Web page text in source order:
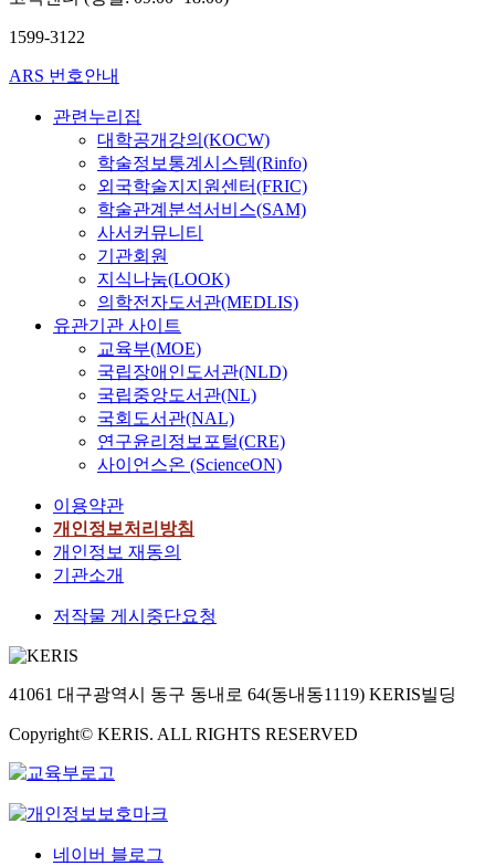
1599-3122
ARS 번호안내
관련누리집
대학공개강의(KOCW)
학술정보통계시스템(Rinfo)
외국학술지지원센터(FRIC)
학술관계분석서비스(SAM)
사서커뮤니티
기관회원
지식나눔(LOOK)
의학전자도서관(MEDLIS)
유관기관 사이트
교육부(MOE)
국립장애인도서관(NLD)
국립중앙도서관(NL)
국회도서관(NAL)
연구윤리정보포털(CRE)
사이언스온 (ScienceON)
이용약관
개인정보처리방침
개인정보 재동의
기관소개
저작물 게시중단요청
41061 대구광역시 동구 동내로 64(동내동1119) KERIS빌딩
Copyright© KERIS. ALL RIGHTS RESERVED
네이버 블로그